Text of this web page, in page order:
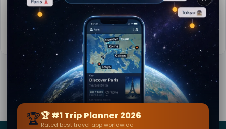
व्यावहारिक जानकारी
पुगेको उत्तम समय: बसन्तदेखि पतझड (अप्रिल-अक्टोबर)
विकिपीडियामा थप जानकारी
द्वारा Mia Sharif · बाट Bordeaux
सम्पादकीय सामग्री प्रमाणित · गोप्य संसार समुदाय — 1M+ स्थानहरू 62
भाषामा
🏆 🏆 #1 Trip Planner 2026
Rated best travel app worldwide
★★★★★
Keep Exploring the World